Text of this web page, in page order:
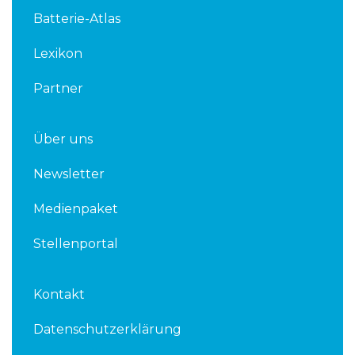
Batterie-Atlas
Lexikon
Partner
Über uns
Newsletter
Medienpaket
Stellenportal
Kontakt
Datenschutzerklärung